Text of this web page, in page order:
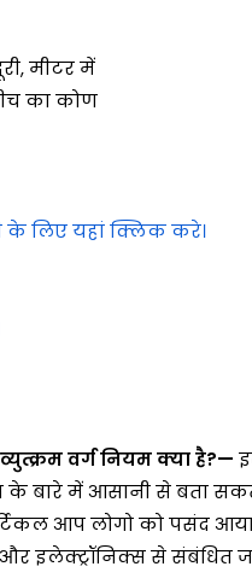
मीटर में
का कोण
के लिए यहां क्लिक करे।
वर्ग नियम क्या है?—
के बारे में आसानी से बता
आप लोगो को पसंद
इलेक्ट्रॉनिक्स से संबंधित